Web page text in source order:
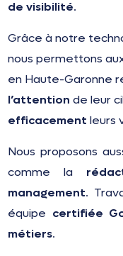
de visibilité.
Grâce à notre
nous permettons
en Haute-Garonne
l’attention de leur
efficacement leurs
Nous proposons
comme la
management.
équipe certifiée
métiers.